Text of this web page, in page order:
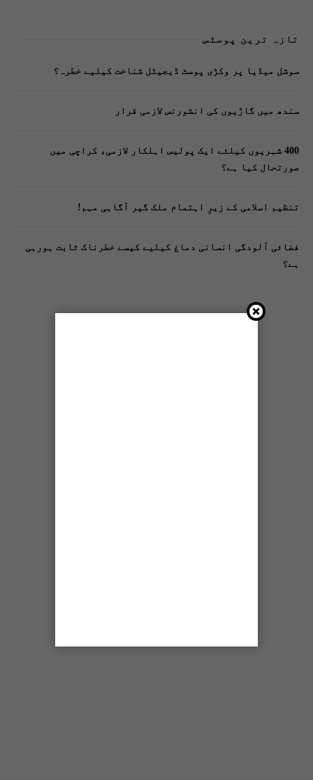
تازہ ترین پوسٹس
سوشل میڈیا پر وکڑی پوسٹ ڈیجیٹل شناخت کیلیے خطرہ؟
سندھ میں گاڑیوں کی انشورنس لازمی قرار
400 شہریوں کیلئے ایک پولیس اہلکار لازمی، کراچی میں
صورتحال کیا ہے؟
تنظیم اسلامی کے زیرِ اہتمام ملک گیر آگاہی مہم!
فضائی آلودگی انسانی دماغ کیلیے کیسے خطرناک ثابت ہورہی
ہے؟